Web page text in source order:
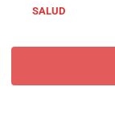
SALUD